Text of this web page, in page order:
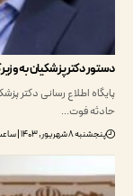
دکتر پزشکیان به وزیر کشور
اطلاع رسانی دکتر پزشکیان -
فوت…
۱۴۰۳ | ساعت: ۱۵:۵۵